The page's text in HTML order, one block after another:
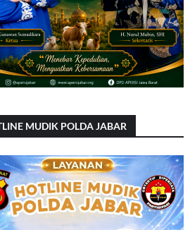
MUDIK POLDA JABAR